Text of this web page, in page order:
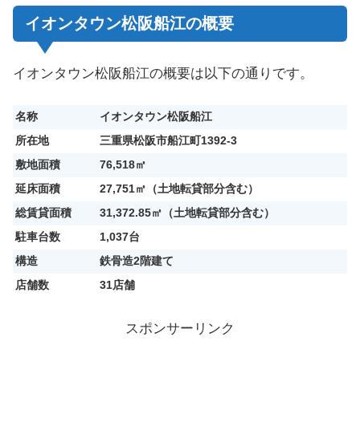
イオンタウン松阪船江の概要
イオンタウン松阪船江の概要は以下の通りです。
名称
イオンタウン松阪船江
所在地
三重県松阪市船江町1392-3
敷地面積
76,518㎡
延床面積
27,751㎡（土地転貸部分含む）
総賃貸面積
31,372.85㎡（土地転貸部分含む）
駐車台数
1,037台
構造
鉄骨造2階建て
店舗数
31店舗
スポンサーリンク